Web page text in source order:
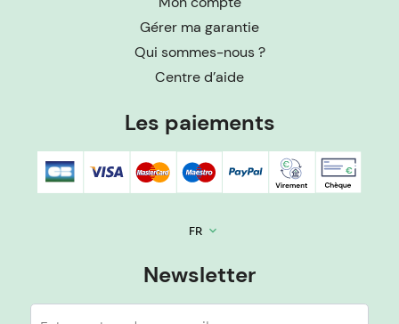
Gérer ma garantie
Qui sommes-nous ?
Centre d’aide
Les paiements
FR keyboard_arrow_down
Newsletter